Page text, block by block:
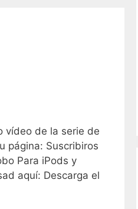
vídeo de la serie de
página: Suscribiros
Para iPods y
aquí: Descarga el